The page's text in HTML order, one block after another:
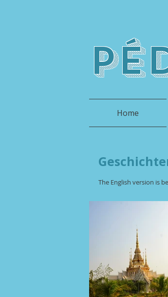
Home
The English version is